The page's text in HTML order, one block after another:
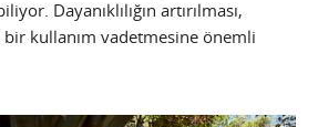
Dayanıklılığın artırılması,
kullanım vadetmesine önemli